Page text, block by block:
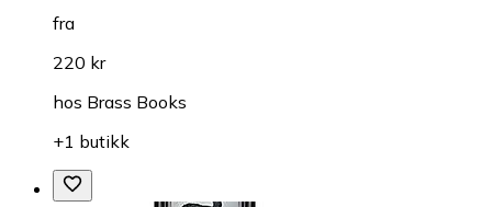
fra
220 kr
hos Brass Books
+1 butikk